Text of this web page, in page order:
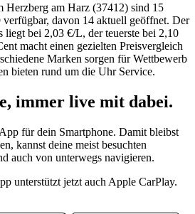
am Harz (37412) sind 15
davon 14 aktuell geöffnet. Der
liegt bei 2,03 €/L, der teuerste bei 2,10
macht einen gezielten Preisvergleich
Marken sorgen für Wettbewerb
bieten rund um die Uhr Service.
immer live mit dabei.
für dein Smartphone. Damit bleibst
kannst deine meist besuchten
auch von unterwegs navigieren.
unterstützt jetzt auch Apple CarPlay.